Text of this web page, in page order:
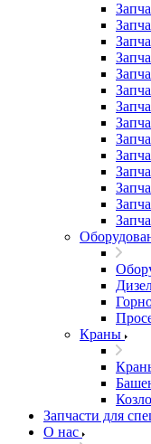
Краны
Запчасти для
О нас